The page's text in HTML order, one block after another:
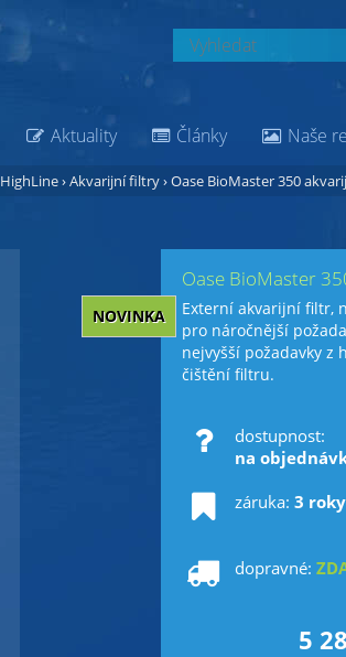
›Akvarijní filtry›Oase BioMaster 350
Oase BioMaster
Externí akvarijní filtr,
pro náročnější
nejvyšší požadavky z
čištění filtru.
NOVINKA
dostupnost:
na
záruka: 3 roky
dopravné:
5
Aktuality Články Naše